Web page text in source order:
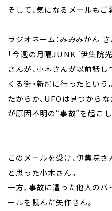
そして、気になるメールもご
ラジオネーム：みみみかん さ
「今週の月曜JUNK『伊集院
さんが、小木さんが以前話
くる街・新冠に行ったとい
たからか、UFOは見つから
が原因不明の“事故”を起こし
このメールを受け、伊集院
と思った小木さん。
一方、事故に遭った他人のバ
ールを読んだ矢作さん。